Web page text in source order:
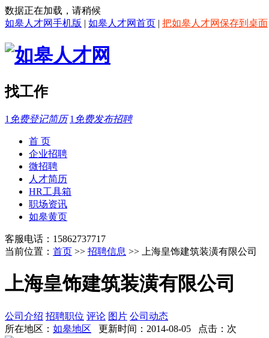
数据正在加载，请稍候
如皋人才网手机版 | 如皋人才网首页 | 把如皋人才网保存到桌面
找工作
1 免费登记简历 1 免费发布招聘
首 页
企业招聘
微招聘
人才简历
HR工具箱
职场资讯
如皋黄页
客服电话：15862737717
当前位置： 首页 >> 招聘信息 >> 上海皇饰建筑装潢有限公司
上海皇饰建筑装潢有限公司
公司介绍 招聘职位 评论 图片 公司动态
所在地区： 如皋地区 更新时间：2014-08-05 点击： 次